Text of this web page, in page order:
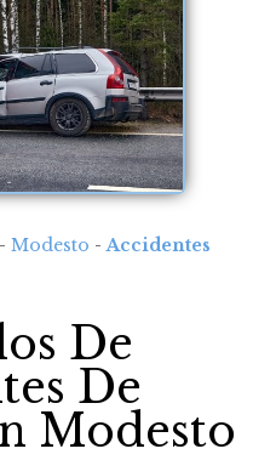
- Modesto -Accidentes
De
De
Modesto